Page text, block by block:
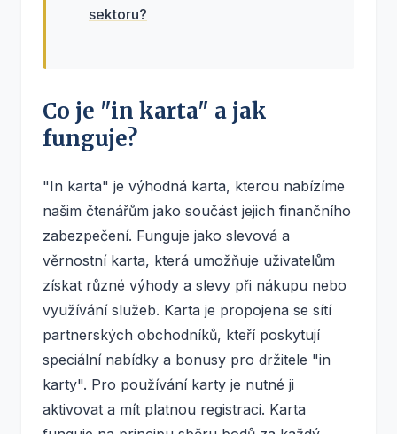
sektoru?
Co je "in karta" a jak
funguje?
"In karta" je výhodná karta, kterou nabízíme
našim čtenářům jako součást jejich finančního
zabezpečení. Funguje jako slevová a
věrnostní karta, která umožňuje uživatelům
získat různé výhody a slevy při nákupu nebo
využívání služeb. Karta je propojena se sítí
partnerských obchodníků, kteří poskytují
speciální nabídky a bonusy pro držitele "in
karty". Pro používání karty je nutné ji
aktivovat a mít platnou registraci. Karta